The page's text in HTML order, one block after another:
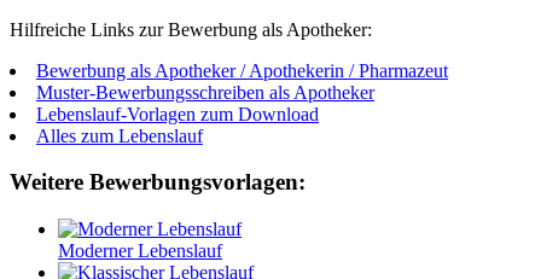
Hilfreiche Links zur Bewerbung als Apotheker:
Bewerbung als Apotheker / Apothekerin / Pharmazeut
Muster-Bewerbungsschreiben als Apotheker
Lebenslauf-Vorlagen zum Download
Alles zum Lebenslauf
Weitere Bewerbungsvorlagen:
Moderner Lebenslauf